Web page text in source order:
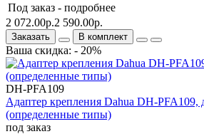
Под заказ - подробнее
2 072.00р.2 590.00р.
Заказать В комплект
Ваша скидка: - 20%
DH-PFA109
Адаптер крепления Dahua DH-PFA109,
(определенные типы)
под заказ